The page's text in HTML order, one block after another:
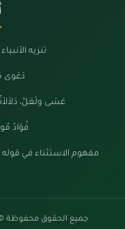
تنزيه
دَعْوى
عَسَى ولَعَلَّ،
فُؤادُ
مفهوم الاستثناء في قوله
جميع الحقوق محفوظة ©